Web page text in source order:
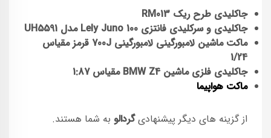
جاکلیدی طرح ریک RM013
جاکلیدی و سرکلیدی فانتزی Lely Juno 100 مدل UH5591
ماکت ماشین لامبورگینی لامبورگینی 700J قرمز مقیاس
1/24
جاکلیدی فلزی ماشین BMW Z4 مقیاس
1:87
ماکت هواپیما
از گزینه های دیگر پیشنهادیگردالو به شما هستند.